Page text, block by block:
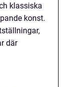
klassiska
konst.
där